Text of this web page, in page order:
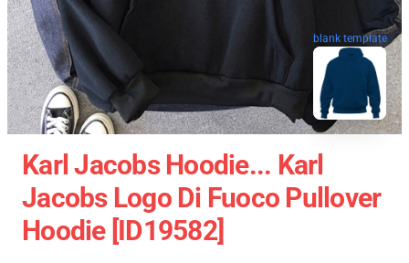
blank template
Karl Jacobs Hoodie... Karl
Jacobs Logo Di Fuoco Pullover
Hoodie [ID19582]